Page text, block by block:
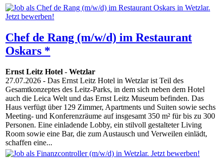
Chef de Rang (m/w/d) im Restaurant
Oskars *
Ernst Leitz Hotel - Wetzlar
27.07.2026 - Das Ernst Leitz Hotel in Wetzlar ist Teil des
Gesamtkonzeptes des Leitz-Parks, in dem sich neben dem Hotel
auch die Leica Welt und das Ernst Leitz Museum befinden. Das
Haus verfügt über 129 Zimmer, Apartments und Suiten sowie sechs
Meeting- und Konferenzräume auf insgesamt 350 m² für bis zu 300
Personen. Eine einladende Lobby, ein stilvoll gestalteter Living
Room sowie eine Bar, die zum Austausch und Verweilen einlädt,
schaffen eine...